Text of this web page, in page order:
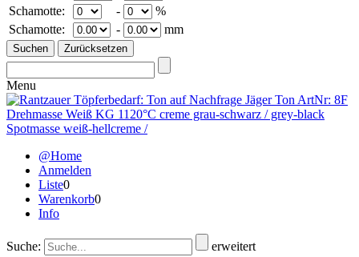
Schamotte:
-
%
Schamotte:
- mm
Menu
@Home
Anmelden
Liste0
Warenkorb0
Info
Suche:
erweitert